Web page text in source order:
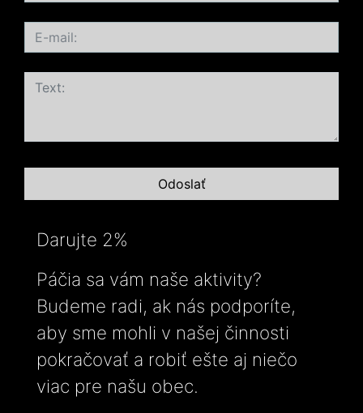
Darujte 2%
Páčia sa vám naše aktivity?
Budeme radi, ak nás podporíte,
aby sme mohli v našej činnosti
pokračovať a robiť ešte aj niečo
viac pre našu obec.